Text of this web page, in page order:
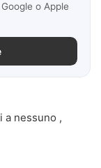
o Apple
a nessuno ,